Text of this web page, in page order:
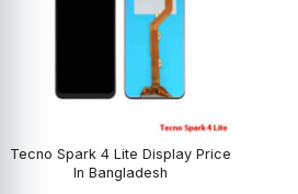
Tecno Spark 4 Lite Display Price
In Bangladesh